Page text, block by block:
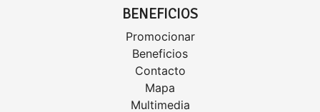
BENEFICIOS
Promocionar
Beneficios
Contacto
Mapa
Multimedia